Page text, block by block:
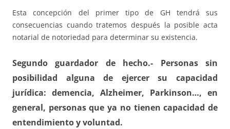
Esta concepción del primer tipo de GH tendrá sus
consecuencias cuando tratemos después la posible acta
notarial de notoriedad para determinar su existencia.
Segundo guardador de hecho.- Personas sin
posibilidad alguna de ejercer su capacidad
jurídica: demencia, Alzheimer, Parkinson…, en
general, personas que ya no tienen capacidad de
entendimiento y voluntad.